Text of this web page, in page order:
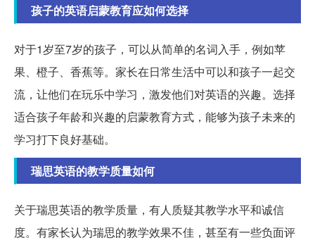
孩子的英语启蒙教育应如何选择
对于1岁至7岁的孩子，可以从简单的名词入手，例如苹
果、橙子、香蕉等。家长在日常生活中可以和孩子一起交
流，让他们在玩乐中学习，激发他们对英语的兴趣。选择
适合孩子年龄和兴趣的启蒙教育方式，能够为孩子未来的
学习打下良好基础。
瑞思英语的教学质量如何
关于瑞思英语的教学质量，有人质疑其教学水平和诚信
度。有家长认为瑞思的教学效果不佳，甚至有一些负面评